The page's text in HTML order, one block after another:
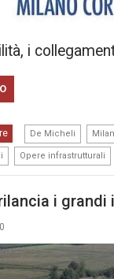
i
De Micheli
Opere infrastrutturali
i